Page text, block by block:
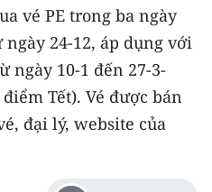
Bắc
vé PE trong ba ngày
24-12, áp dụng với
10-1 đến 27-3-
Tết). Vé được bán
đại lý, website của